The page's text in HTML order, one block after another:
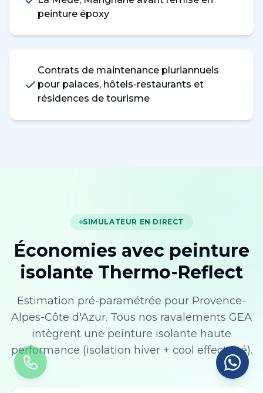
peinture époxy
Contrats de maintenance pluriannuels
pour palaces, hôtels-restaurants et
résidences de tourisme
SIMULATEUR EN DIRECT
Économies avec peinture
isolante Thermo-Reflect
Estimation pré-paramétrée pour Provence-
Alpes-Côte d'Azur. Tous nos ravalements GEA
intègrent une peinture isolante haute
performance (isolation hiver + cool effect été).